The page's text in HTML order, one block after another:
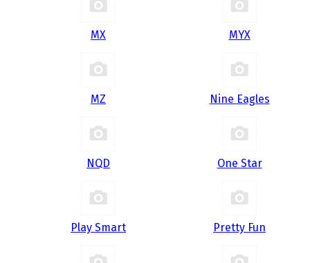
MX MYX
MZ Nine Eagles
NQD One Star
Play Smart Pretty Fun